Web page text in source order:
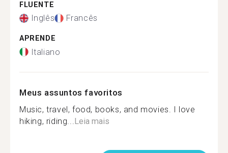
FLUENTE
Inglês Francês
APRENDE
Italiano
Meus assuntos favoritos
Music, travel, food, books, and movies. I love
hiking, riding... Leia mais